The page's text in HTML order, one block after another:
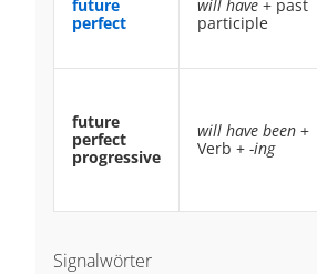
future
perfect
will have + past
participle
future
perfect
progressive
will have been +
Verb + -ing
Signalwörter